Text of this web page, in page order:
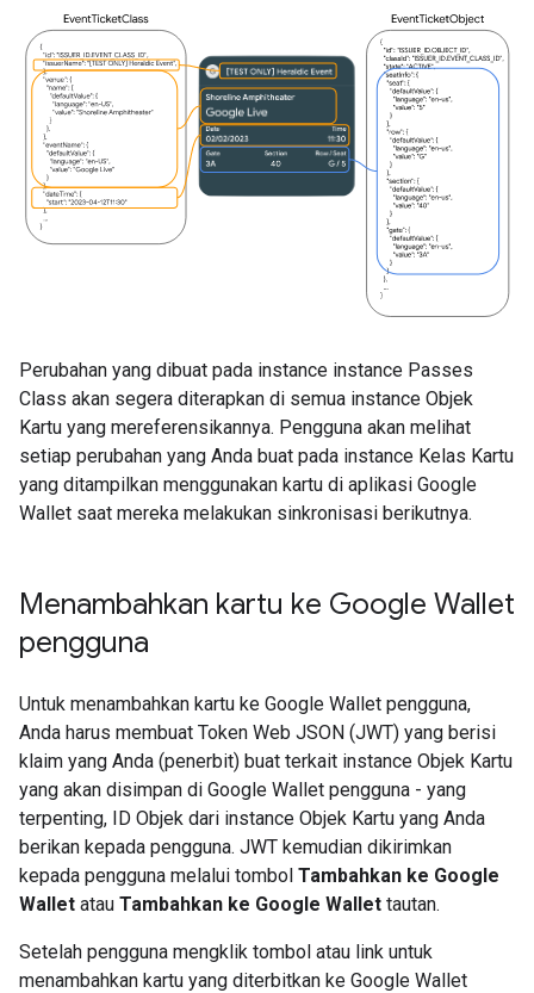
Perubahan yang dibuat pada instance instance Passes
Class akan segera diterapkan di semua instance Objek
Kartu yang mereferensikannya. Pengguna akan melihat
setiap perubahan yang Anda buat pada instance Kelas Kartu
yang ditampilkan menggunakan kartu di aplikasi Google
Wallet saat mereka melakukan sinkronisasi berikutnya.
Menambahkan kartu ke Google Wallet
pengguna
Untuk menambahkan kartu ke Google Wallet pengguna,
Anda harus membuat Token Web JSON (JWT) yang berisi
klaim yang Anda (penerbit) buat terkait instance Objek Kartu
yang akan disimpan di Google Wallet pengguna - yang
terpenting, ID Objek dari instance Objek Kartu yang Anda
berikan kepada pengguna. JWT kemudian dikirimkan
kepada pengguna melalui tombol Tambahkan ke Google
Wallet atau Tambahkan ke Google Wallet tautan.
Setelah pengguna mengklik tombol atau link untuk
menambahkan kartu yang diterbitkan ke Google Wallet